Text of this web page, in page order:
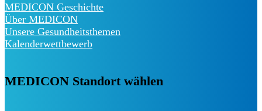
MEDICON Geschichte
Über MEDICON
Unsere Gesundheitsthemen
Kalenderwettbewerb
MEDICON Standort wählen